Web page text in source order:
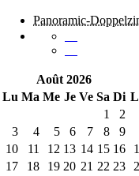
Panoramic-
Août 2026
Lu Ma Me Je Ve Sa Di
1
2
3
4 5 6 7 8
9
10
11 12 13 14 15 16
17
18 19 20 21 22 23